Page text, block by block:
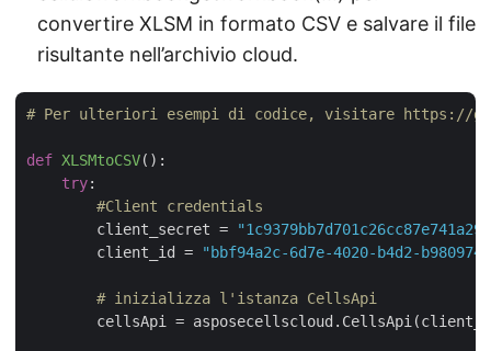
convertire XLSM in formato CSV e salvare il file
risultante nell’archivio cloud.
# Per ulteriori esempi di codice, visitare https://
def XLSMtoCSV():
try:
#Client credentials
        client_secret =
        client_id =
"bbf94a2c-6d7e-4020-b4d2-
# inizializza l'istanza CellsApi
cellsApi =